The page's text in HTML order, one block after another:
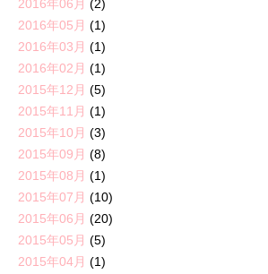
2016年06月 (2)
2016年05月 (1)
2016年03月 (1)
2016年02月 (1)
2015年12月 (5)
2015年11月 (1)
2015年10月 (3)
2015年09月 (8)
2015年08月 (1)
2015年07月 (10)
2015年06月 (20)
2015年05月 (5)
2015年04月 (1)